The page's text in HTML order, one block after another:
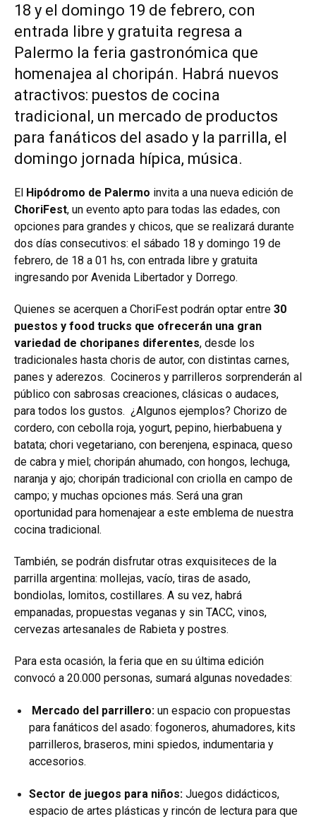
18 y el domingo 19 de febrero, con
entrada libre y gratuita regresa a
Palermo la feria gastronómica que
homenajea al choripán. Habrá nuevos
atractivos: puestos de cocina
tradicional, un mercado de productos
para fanáticos del asado y la parrilla, el
domingo jornada hípica, música.
El Hipódromo de Palermo invita a una nueva edición de
ChoriFest, un evento apto para todas las edades, con
opciones para grandes y chicos, que se realizará durante
dos días consecutivos: el sábado 18 y domingo 19 de
febrero, de 18 a 01 hs, con entrada libre y gratuita
ingresando por Avenida Libertador y Dorrego.
Quienes se acerquen a ChoriFest podrán optar entre 30
puestos y food trucks que ofrecerán una gran
variedad de choripanes diferentes, desde los
tradicionales hasta choris de autor, con distintas carnes,
panes y aderezos. Cocineros y parrilleros sorprenderán al
público con sabrosas creaciones, clásicas o audaces,
para todos los gustos. ¿Algunos ejemplos? Chorizo de
cordero, con cebolla roja, yogurt, pepino, hierbabuena y
batata; chori vegetariano, con berenjena, espinaca, queso
de cabra y miel; choripán ahumado, con hongos, lechuga,
naranja y ajo; choripán tradicional con criolla en campo de
campo; y muchas opciones más. Será una gran
oportunidad para homenajear a este emblema de nuestra
cocina tradicional.
También, se podrán disfrutar otras exquisiteces de la
parrilla argentina: mollejas, vacío, tiras de asado,
bondiolas, lomitos, costillares. A su vez, habrá
empanadas, propuestas veganas y sin TACC, vinos,
cervezas artesanales de Rabieta y postres.
Para esta ocasión, la feria que en su última edición
convocó a 20.000 personas, sumará algunas novedades:
Mercado del parrillero: un espacio con propuestas
para fanáticos del asado: fogoneros, ahumadores, kits
parrilleros, braseros, mini spiedos, indumentaria y
accesorios.
Sector de juegos para niños: Juegos didácticos,
espacio de artes plásticas y rincón de lectura para que